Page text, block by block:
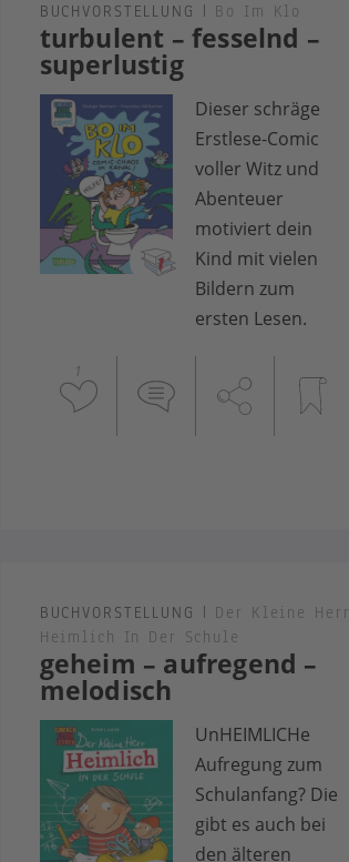
turbulent – fesselnd –
superlustig
BUCHVORSTELLUNG | Bo Im Klo
Dieser schräge
Erstlese-Comic
voller Witz und
Abenteuer
motiviert dein
Kind mit vielen
Bildern zum
ersten Lesen.
1
geheim – aufregend –
melodisch
BUCHVORSTELLUNG | Der Kleine Herr
Heimlich In Der Schule
UnHEIMLICHe
Aufregung zum
Schulanfang? Die
gibt es auch bei
den älteren